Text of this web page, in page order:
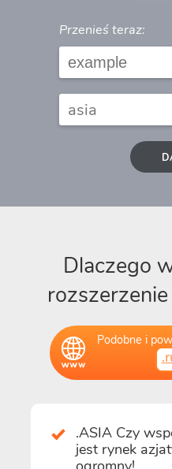
Przenieś teraz:
Dlaczego
Podobne i
.ASIA Czy
jest rynek